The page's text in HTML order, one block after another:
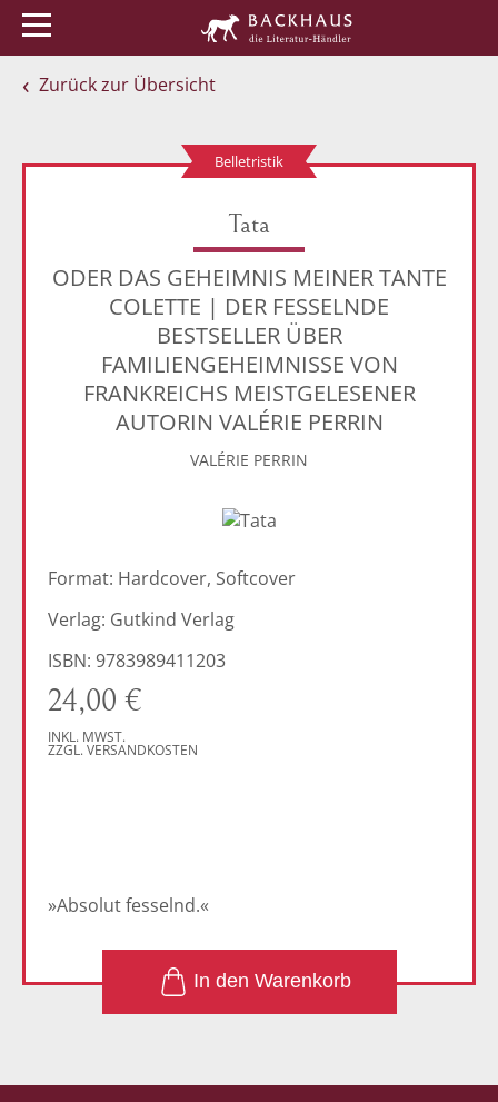
Zurück zur Übersicht
Belletristik
Tata
ODER DAS GEHEIMNIS MEINER TANTE
COLETTE | DER FESSELNDE
BESTSELLER ÜBER
FAMILIENGEHEIMNISSE VON
FRANKREICHS MEISTGELESENER
AUTORIN VALÉRIE PERRIN
VALÉRIE PERRIN
Format: Hardcover, Softcover
Verlag: Gutkind Verlag
ISBN: 9783989411203
24,00 €
INKL. MWST.
ZZGL. VERSANDKOSTEN
»Absolut fesselnd.«
In den Warenkorb